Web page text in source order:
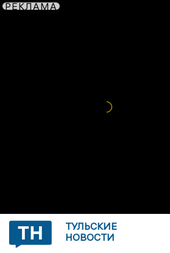
РЕКЛАМА
ТУЛЬСКИЕ
НОВОСТИ